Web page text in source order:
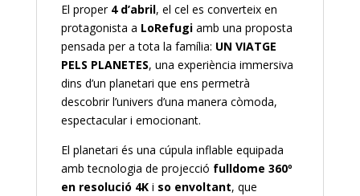
El proper 4 d’abril, el cel es converteix en
protagonista a LoRefugiamb una proposta
pensada per a tota la família: UN VIATGE
PELS PLANETES, una experiència immersiva
dins d’un planetari que ens permetrà
descobrir l’univers d’una manera còmoda,
espectacular i emocionant.
El planetari és una cúpula inflable equipada
amb tecnologia de projecció fulldome 360º
en resolució 4Ki so envoltant, que